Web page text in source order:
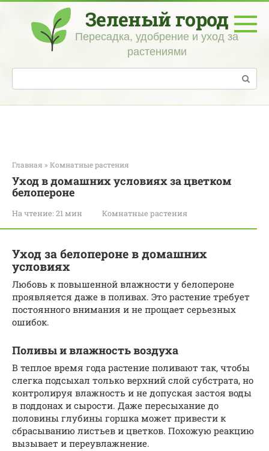
Перейти
контенту
Зеленый город
Пересадка, удобрение и уход за
растениями
Поиск:
Главная » Комнатные растения
Уход в домашних условиях за цветком
белопероне
На чтение: 21 мин Комнатные растения
Уход за белопероне в домашних
условиях
Любовь к повышенной влажности у белопероне
проявляется даже в поливах. Это растение требует
постоянного внимания и не прощает серьезных
ошибок.
Поливы и влажность воздуха
В теплое время года растение поливают так, чтобы
слегка подсыхал только верхний слой субстрата, но
контролируя влажность и не допуская застоя воды
в поддонах и сырости. Даже пересыхание до
половины глубины горшка может привести к
сбрасыванию листьев и цветков. Похожую реакцию
вызывает и переувлажнение.